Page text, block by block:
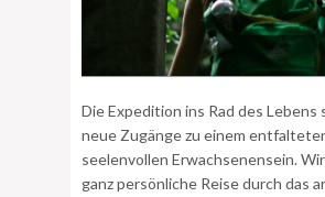
Die Expedition ins Rad des Lebens
neue Zugänge zu einem
seelenvollen Erwachsenensein.
ganz persönliche Reise durch das